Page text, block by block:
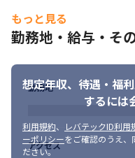
もっと見る
勤務地・給与・そ
想定年収、待遇・福利
するには
利用規約、 レバテックID利用
ーポリシーをご確認のうえ、
ださい。
勤務地
アクセス